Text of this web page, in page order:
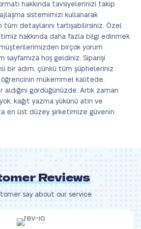
hakkında tavsiyelerinizi takip
sistemimizi kullanarak
tüm detaylarını tartışabilirsiniz. Özel
hakkında daha fazla bilgi edinmek
birçok yorum
sayfamıza hoş geldiniz. Siparişi
bir adım, çünkü tüm şüpheleriniz
öğrencinin mükemmel kalitede,
gördüğünüzde. Artık zaman
kağıt yazma yükünü atın ve
en üst düzey şirketimize güvenin.
Reviews
say about our service